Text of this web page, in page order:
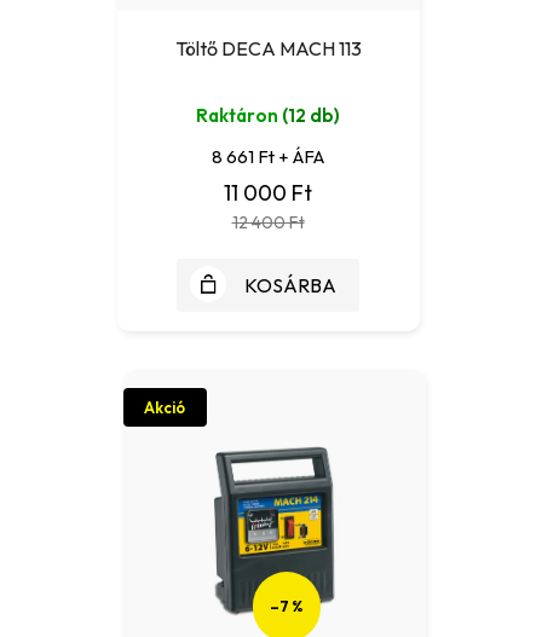
Töltő DECA MACH 113
Raktáron (12 db)
8 661 Ft + ÁFA
11 000 Ft
12 400 Ft
KOSÁRBA
Akció
–7 %